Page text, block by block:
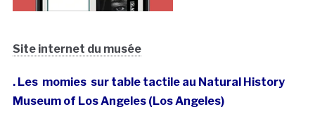
Site internet du musée
. Les momies sur table tactile au Natural History
Museum of Los Angeles (Los Angeles)